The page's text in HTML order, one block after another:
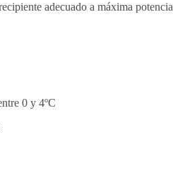
adecuado a máxima
0 y 4ºC